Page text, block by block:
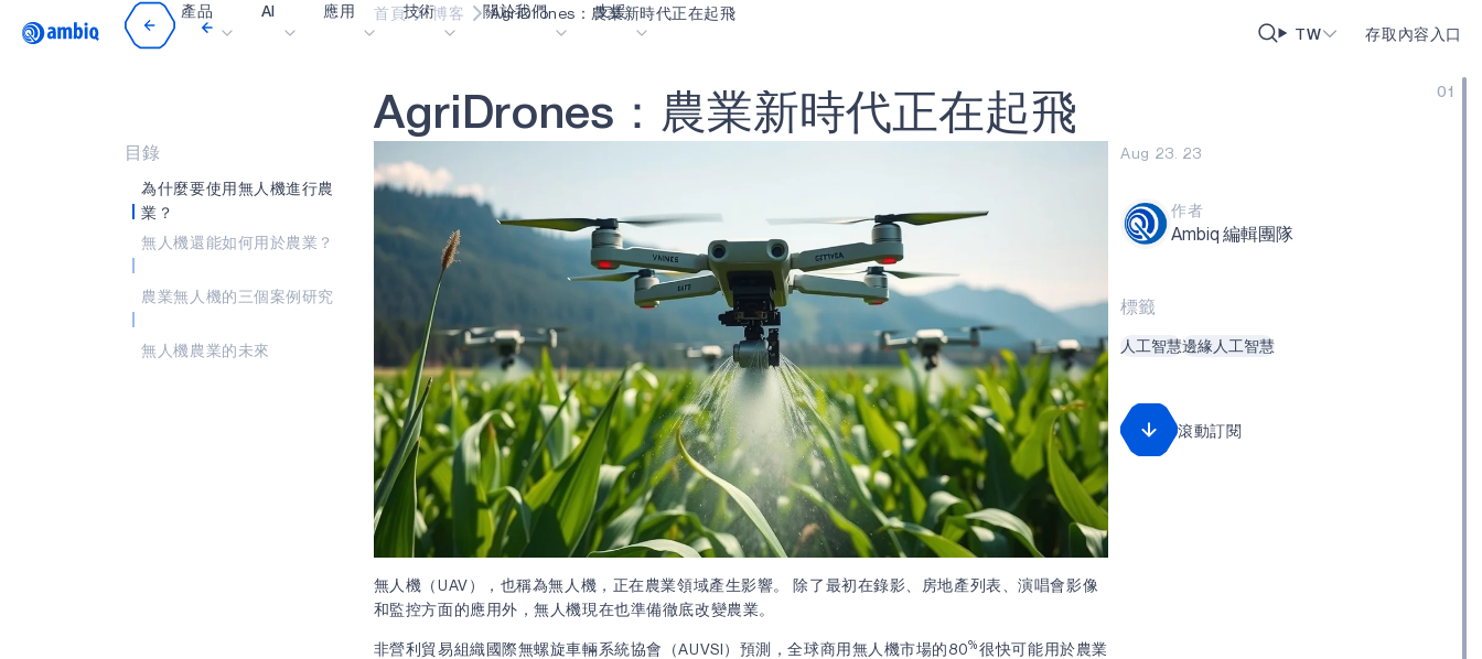
產品 AI 應用
智能遙控器
智慧家庭和建築
可穿戴設備
耳戴式裝置
技術
blueSPOT
graphiqSPOT
neuralSPOT
secureSPOT
turboSPOT
關於我們
部落格
職業
讓我們共同建設未來
活動
投資者關係
合作成功亮點
為什麼選擇 Ambiq
什麼是邊緣 AI？
支援
內容入口網站
詞彙表
我們的合作夥伴
資源
影像資料庫
購買地點
常見問題
TW 存取內容入口
01
首頁 博客 AgriDrones：農業新時代正在起飛
Agri Drones ： 農業新時代正在起飛
目錄
為什麼要使用無人機進行農
業？
無人機還能如何用於農業？
農業無人機的三個案例研究
無人機農業的未來
無人機（UAV），也稱為無人機，正在農業領域產生影響。 除了最初在錄影、房地產列表、演唱會影像
和監控方面的應用外，無人機現在也準備徹底改變農業。
非營利貿易組織國際無螺旋車輛系統協會（AUVSI）預測，全球商用無人機市場的80%很快可能用於農業
Aug 23. 23
作者
Ambiq 編輯團隊
標籤
人工智慧邊緣人工智慧
滾動訂閱
Video title